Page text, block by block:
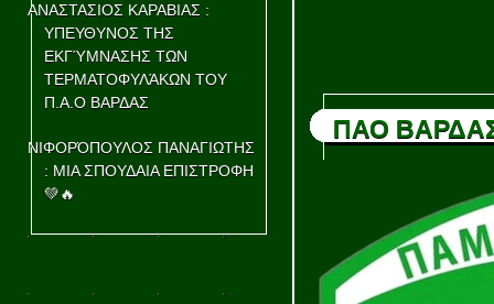
ΑΝΑΣΤΑΣΙΟΣ ΚΑΡΑΒΙΑΣ :
ΥΠΕΥΘΥΝΟΣ ΤΗΣ
ΕΚΓΎΜΝΑΣΗΣ ΤΩΝ
ΤΕΡΜΑΤΟΦΥΛΆΚΩΝ ΤΟΥ
Π.Α.Ο ΒΑΡΔΑΣ
ΝΙΦΟΡΌΠΟΥΛΟΣ ΠΑΝΑΓΙΩΤΗΣ
: ΜΙΑ ΣΠΟΥΔΑΙΑ ΕΠΙΣΤΡΟΦΗ
💚🔥
ΠΑΟ